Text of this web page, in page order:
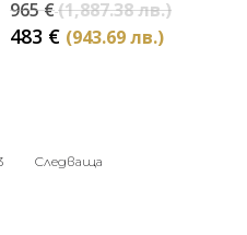
965€(1,887.38 лв.)Original
483 € (943.69 лв.)
Следваща